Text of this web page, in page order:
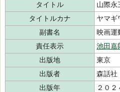
タイトル
山際永
タイトルカナ
ヤマ
副書名
映画運
責任表示
池田嘉
出版地
東京
出版者
森話社
出版年
２０２